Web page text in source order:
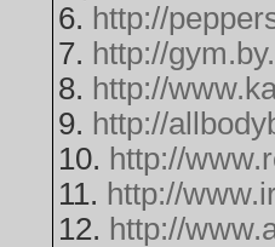
6. http://
7. http://
8. http://
9. http://
10. http://
11. http://
12. http://